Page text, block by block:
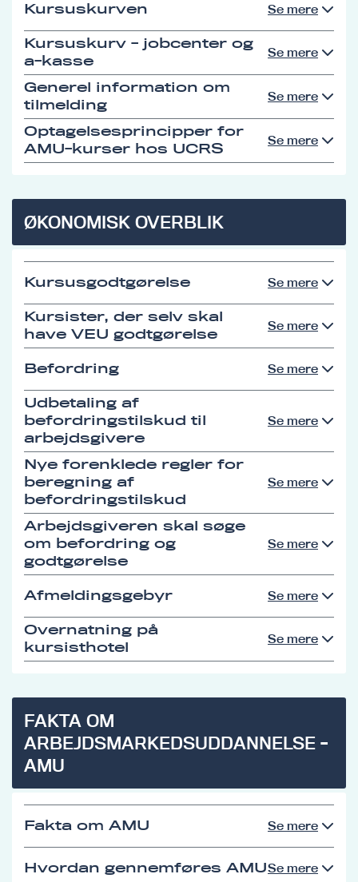
Kursuskurven Se mere
Kursuskurv - jobcenter og
a-kasse
Se mere
Generel information om
tilmelding
Se mere
Optagelsesprincipper for
AMU-kurser hos UCRS
Se mere
ØKONOMISK OVERBLIK
Kursusgodtgørelse Se mere
Kursister, der selv skal
have VEU godtgørelse
Se mere
Befordring Se mere
Udbetaling af
befordringstilskud til
arbejdsgivere
Se mere
Nye forenklede regler for
beregning af
befordringstilskud
Se mere
Arbejdsgiveren skal søge
om befordring og
godtgørelse
Se mere
Afmeldingsgebyr Se mere
Overnatning på
kursisthotel
Se mere
FAKTA OM
ARBEJDSMARKEDSUDDANNELSE -
AMU
Fakta om AMU Se mere
Hvordan gennemføres AMUSe mere